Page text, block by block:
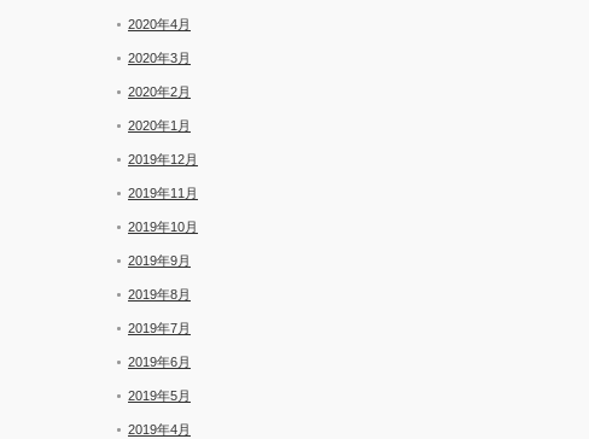
2020年4月
2020年3月
2020年2月
2020年1月
2019年12月
2019年11月
2019年10月
2019年9月
2019年8月
2019年7月
2019年6月
2019年5月
2019年4月